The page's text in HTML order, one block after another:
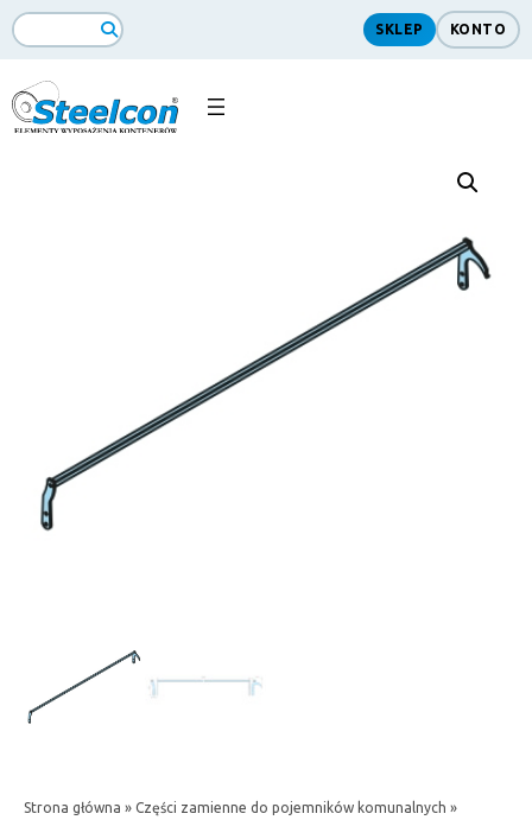
Search
SKLEP KONTO
Strona główna » Części zamienne do pojemników komunalnych »